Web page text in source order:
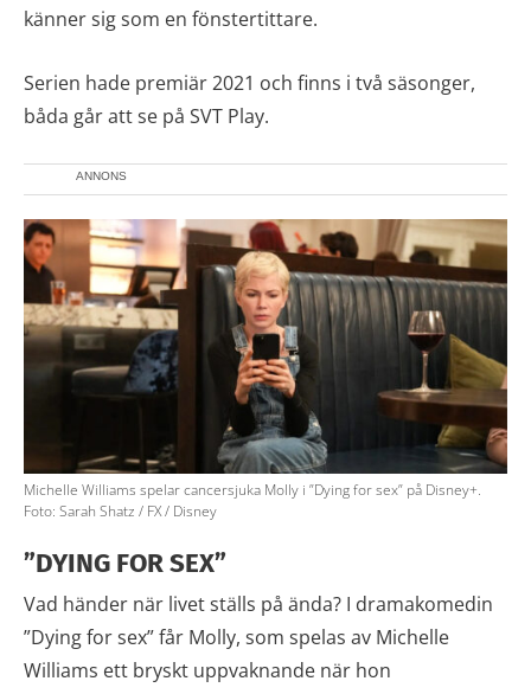
känner sig som en fönstertittare.
Serien hade premiär 2021 och finns i två säsonger,
båda går att se på SVT Play.
ANNONS
Michelle Williams spelar cancersjuka Molly i ”Dying for sex” på Disney+.
Foto: Sarah Shatz / FX / Disney
”DYING FOR SEX”
Vad händer när livet ställs på ända? I dramakomedin
”Dying for sex” får Molly, som spelas av Michelle
Williams ett bryskt uppvaknande när hon